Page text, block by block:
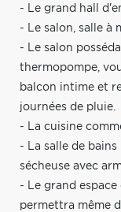
- Le grand hall
- Le salon, salle à
- Le salon
thermopompe,
balcon intime et
journées de pluie.
- La cuisine
- La salle de
sécheuse avec
- Le grand
permettra même